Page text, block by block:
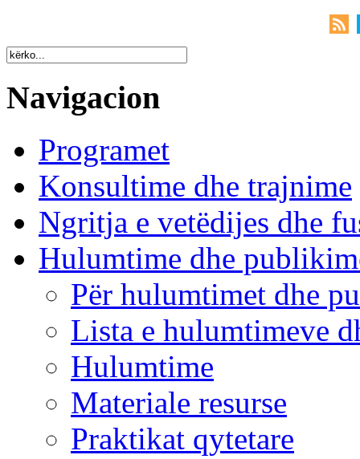
Navigacion
Programet
Konsultime dhe trajnime
Ngritja e vetëdijes dhe
Hulumtime dhe
Për hulumtimet dhe
Lista e hulumtimeve
Hulumtime
Materiale resurse
Praktikat qytetare